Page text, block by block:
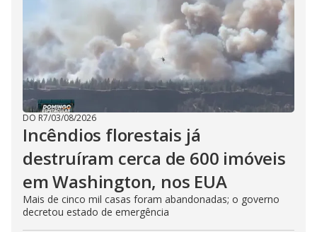
DO R7/03/08/2026
Incêndios florestais já
destruíram cerca de 600 imóveis
em Washington, nos EUA
Mais de cinco mil casas foram abandonadas; o governo
decretou estado de emergência